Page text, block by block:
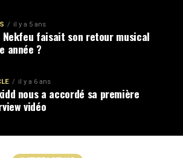
il y a 5 ans
Nekfeu faisait son retour musical
année ?
il y a 6 ans
nous a accordé sa première
vidéo